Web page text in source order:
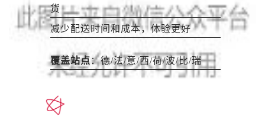
货
减少配送时间和成本，体验更好
覆盖站点：德/法/意/西/荷/波/比/瑞